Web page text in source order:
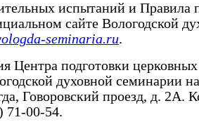
испытаний и Правила
сайте Вологодской
seminaria.ru.
Центра подготовки церковных
духовной семинарии
Говоровский проезд, д. 2А.
71-00-54.